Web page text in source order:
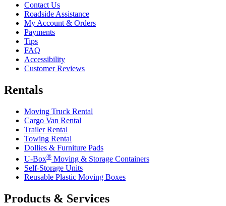
Contact Us
Roadside Assistance
My Account & Orders
Payments
Tips
FAQ
Accessibility
Customer Reviews
Rentals
Moving Truck Rental
Cargo Van Rental
Trailer Rental
Towing Rental
Dollies & Furniture Pads
U-Box® Moving & Storage Containers
Self-Storage Units
Reusable Plastic Moving Boxes
Products & Services